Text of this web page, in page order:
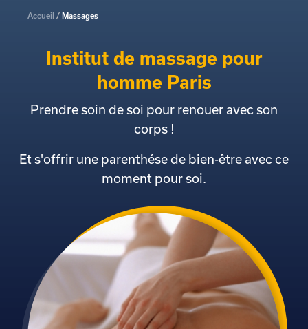
Accueil Massages
Institut de massage pour
homme Paris
Prendre soin de soi pour renouer avec son
corps !
Et s'offrir une parenthése de bien-être avec ce
moment pour soi.